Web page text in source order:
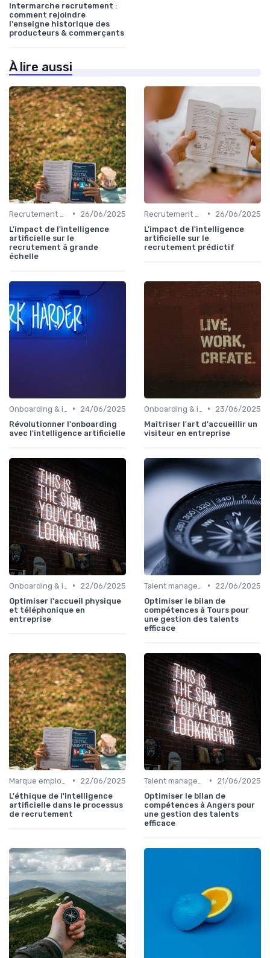
Intermarche recrutement :
comment rejoindre
l'enseigne historique des
producteurs & commerçants
À lire aussi
•
26/06/2025
L'impact de l'intelligence
artificielle sur le
recrutement à grande
échelle
•
26/06/2025
L'impact de l'intelligence
artificielle sur le
recrutement prédictif
•
24/06/2025
Révolutionner l'onboarding
avec l'intelligence artificielle
•
23/06/2025
Maîtriser l'art d'accueillir un
visiteur en entreprise
•
22/06/2025
Optimiser l'accueil physique
et téléphonique en
entreprise
•
22/06/2025
Optimiser le bilan de
compétences à Tours pour
une gestion des talents
efficace
•
22/06/2025
L'éthique de l'intelligence
artificielle dans le processus
de recrutement
•
21/06/2025
Optimiser le bilan de
compétences à Angers pour
une gestion des talents
efficace